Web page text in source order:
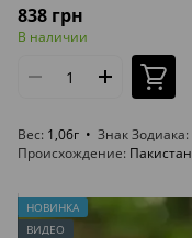
838 грн
В наличии
Вес 1,06г Знак Зодиака
Происхождение Пакистан
НОВИНКА
ВИДЕО